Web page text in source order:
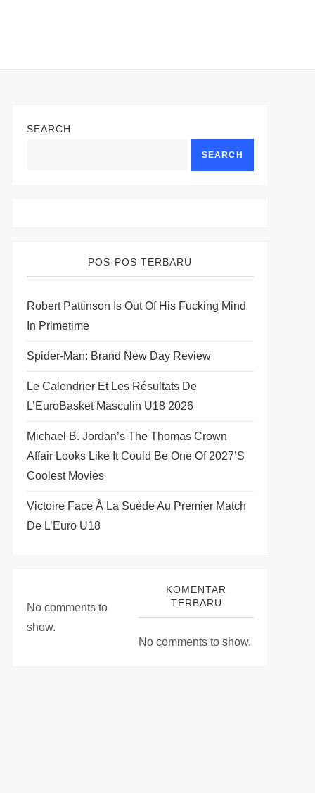
SEARCH
SEARCH
POS-POS TERBARU
Robert Pattinson Is Out Of His Fucking Mind
In Primetime
Spider-Man: Brand New Day Review
Le Calendrier Et Les Résultats De
L’EuroBasket Masculin U18 2026
Michael B. Jordan’s The Thomas Crown
Affair Looks Like It Could Be One Of 2027’s
Coolest Movies
Victoire Face À La Suède Au Premier Match
De L’Euro U18
No comments to
show.
KOMENTAR
TERBARU
No comments to show.